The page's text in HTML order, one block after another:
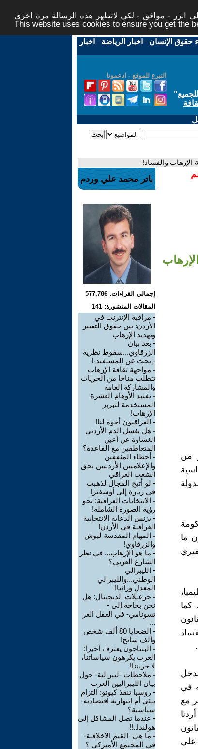
الزر - موافق - لكي لاتظهر هذه الرسالة مرة اخرى -
This website uses cookies to ensure you get the
حقوق الإنسان - اخبار الرياضة - اخبار
التبرع للموقع - ادعمونا
"
والفساد!
من
ما
كما
في
مع
على
باتر محمد علي وردم
إجمالي القراءات: 577,786
المقالات المنشورة: 141
- مراقبة الإنترنت في
الأردن: بين حقوق التعبير
وتهديد الإرهاب
- بعد بيان
الزرقاوي...سقوط نظرية
-إبحث عن المستفيد-!
- مواجهة ثقافة الإرهاب
تتطلب مناخا من الحريات
والمشاركة العامة
- تفنيد الأوهام العشرة
المستخدمة لتبرير
الإرهاب!
- العراقيون أخوة لنا!
- هل يغسل الدم الأردني
الغشاوة عن أعين
المتعاطفين مع القاعدة؟
- أخطاء المثقفين
والإعلاميين الأردنيين بحق
الشعب العراقي
- لو أتيح المجال لذهبت
في زيارة إلى أوشفتز!
- الانتخابات العراقية: نحو
رؤية الصورة الشاملة!
- بزنس الدعاية الانتخابية
العراقية في الأردن!
- المهام المقدسة لبوش
والزرقاوي!
- ما هو الإرهاب... في نظر
الشارع العربي؟
- الليبرالي
الوطني...والليبرالي
المعدل وراثيا!
- خزعبلات الديجيتال: هل
نحن بحاجة إلى -
تسونامي- في العقل العر
...
-
الضحايا 80 ألف شخص
وألف سائح!
- البنتاجون يعترف أخيرا:
العرب يكرهون سياساتنا،
لا حريتنا!
- ملاحظات -ليبرالية- حول
بيان الليبراليين العرب
- روسيا تنقذ كيوتو: التزام
بيئي أم انتهازية اقتصادية-
سياسية؟
- عندما تصل المشاكل إلى
هولندا..!!
- ما هي -القيم الأخلاقية-
في المجتمع الأميركي ؟